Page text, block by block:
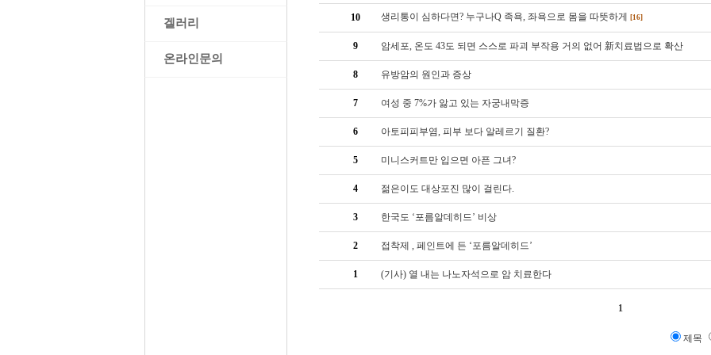
겔러리
온라인문의
10 생리통이 심하다면? 누구나Q 족욕, 좌욕으로 몸을 따뜻하게 [16]
9 암세포, 온도 43도 되면 스스로 파괴 부작용 거의 없어 新치료법으로 확산
8 유방암의 원인과 증상
7 여성 중 7%가 앓고 있는 자궁내막증
6 아토피피부염, 피부 보다 알레르기 질환?
5 미니스커트만 입으면 아픈 그녀?
4 젊은이도 대상포진 많이 걸린다.
3 한국도 ‘포름알데히드’ 비상
2 접착제 , 페인트에 든 ‘포름알데히드’
1 (기사) 열 내는 나노자석으로 암 치료한다
1
제목